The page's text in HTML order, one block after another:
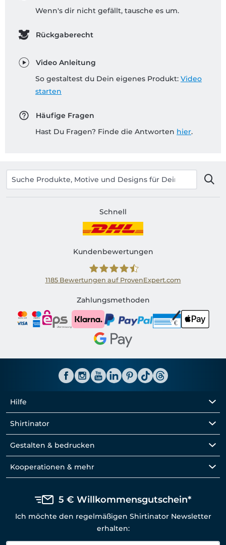
Wenn's dir nicht gefällt, tausche es um.
Rückgaberecht
Video Anleitung
So gestaltest du Dein eigenes Produkt: Video
starten
Häufige Fragen
Hast Du Fragen? Finde die Antworten hier.
Schnell
Kundenbewertungen
Shirtinator AT
1185Bewertungen auf ProvenExpert.com
Zahlungsmethoden
Hilfe
Shirtinator
Gestalten & bedrucken
Kooperationen & mehr
5 € Willkommensgutschein*
Ich möchte den regelmäßigen Shirtinator Newsletter
erhalten: